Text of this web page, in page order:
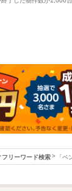
フリーワード検索 「